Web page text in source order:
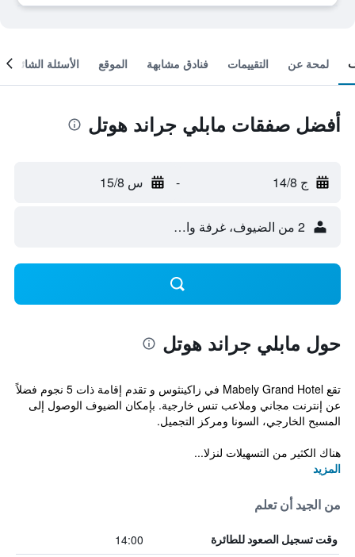
لمحة عن التقييمات فنادق مشابهة الموقع الأسئلة الشائعة
أفضل صفقات مابلي جراند هوتل
ج 14/8 - س 15/8
2 من الضيوف، غرفة واحدة
حول مابلي جراند هوتل
تقع Mabely Grand Hotel في زاكينثوس و تقدم إقامة ذات 5 نجوم فضلاً
عن إنترنت مجاني وملاعب تنس خارجية. بإمكان الضيوف الوصول إلى
المسبح الخارجي، السونا ومركز التجميل.
هناك الكثير من التسهيلات لنزلا...
المزيد
من الجيد أن تعلم
وقت تسجيل الصعود للطائرة 14:00